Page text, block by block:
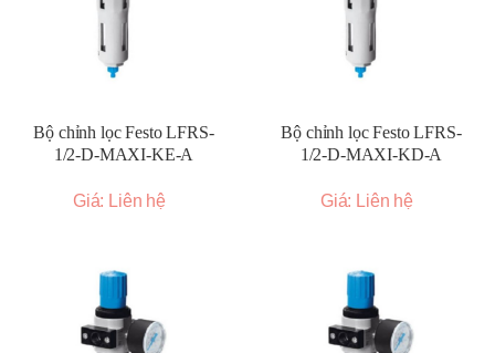
Bộ chỉnh lọc Festo LFRS-
1/2-D-MAXI-KE-A
Giá: Liên hệ
Bộ chỉnh lọc Festo LFRS-
1/2-D-MAXI-KD-A
Giá: Liên hệ